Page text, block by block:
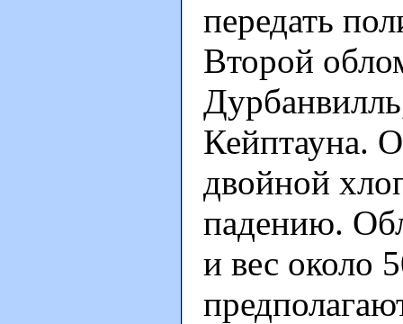
передать
Второй
Кейптауна.
двойной
падению.
и вес около